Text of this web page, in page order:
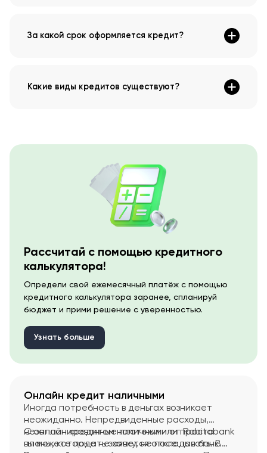
За какой срок оформляется кредит?
Какие виды кредитов существуют?
Рассчитай с помощью кредитного
калькулятора!
Определи свой ежемесячный платёж с помощью
кредитного калькулятора заранее, спланируй
бюджет и прими решение с уверенностью.
Узнать больше
Онлайн кредит наличными
Иногда потребность в деньгах возникает
неожиданно. Непредвиденные расходы,
незапланированные платежи или просто
планы, которые не хочется откладывать. В
С онлайн кредитом наличными от Rabitabank
вы можете подать заявку, не посещая банк.